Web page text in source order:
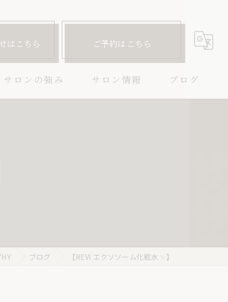
はこちら ご予約はこちら
サロンの強み サロン情報 ブログ
ブログ 【REVI エクソソーム化粧水 ✨】